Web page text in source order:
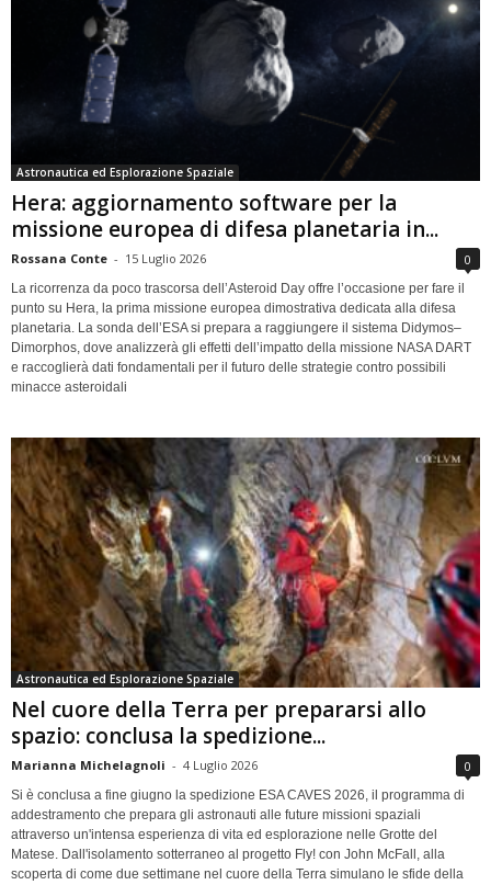
Astronautica ed Esplorazione Spaziale
Hera: aggiornamento software per la
missione europea di difesa planetaria in...
Rossana Conte - 15 Luglio 2026 0
La ricorrenza da poco trascorsa dell’Asteroid Day offre l’occasione per fare il
punto su Hera, la prima missione europea dimostrativa dedicata alla difesa
planetaria. La sonda dell’ESA si prepara a raggiungere il sistema Didymos–
Dimorphos, dove analizzerà gli effetti dell’impatto della missione NASA DART
e raccoglierà dati fondamentali per il futuro delle strategie contro possibili
minacce asteroidali
Astronautica ed Esplorazione Spaziale
Nel cuore della Terra per prepararsi allo
spazio: conclusa la spedizione...
Marianna Michelagnoli - 4 Luglio 2026 0
Si è conclusa a fine giugno la spedizione ESA CAVES 2026, il programma di
addestramento che prepara gli astronauti alle future missioni spaziali
attraverso un'intensa esperienza di vita ed esplorazione nelle Grotte del
Matese. Dall'isolamento sotterraneo al progetto Fly! con John McFall, alla
scoperta di come due settimane nel cuore della Terra simulano le sfide della